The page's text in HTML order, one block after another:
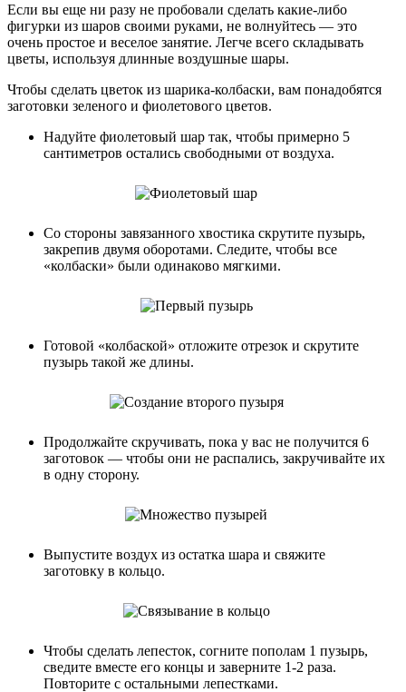
Если вы еще ни разу не пробовали сделать какие-либо
фигурки из шаров своими руками, не волнуйтесь — это
очень простое и веселое занятие. Легче всего складывать
цветы, используя длинные воздушные шары.
Чтобы сделать цветок из шарика-колбаски, вам понадобятся
заготовки зеленого и фиолетового цветов.
Надуйте фиолетовый шар так, чтобы примерно 5
сантиметров остались свободными от воздуха.
Со стороны завязанного хвостика скрутите пузырь,
закрепив двумя оборотами. Следите, чтобы все
«колбаски» были одинаково мягкими.
Готовой «колбаской» отложите отрезок и скрутите
пузырь такой же длины.
Продолжайте скручивать, пока у вас не получится 6
заготовок — чтобы они не распались, закручивайте их
в одну сторону.
Выпустите воздух из остатка шара и свяжите
заготовку в кольцо.
Чтобы сделать лепесток, согните пополам 1 пузырь,
сведите вместе его концы и заверните 1-2 раза.
Повторите с остальными лепестками.